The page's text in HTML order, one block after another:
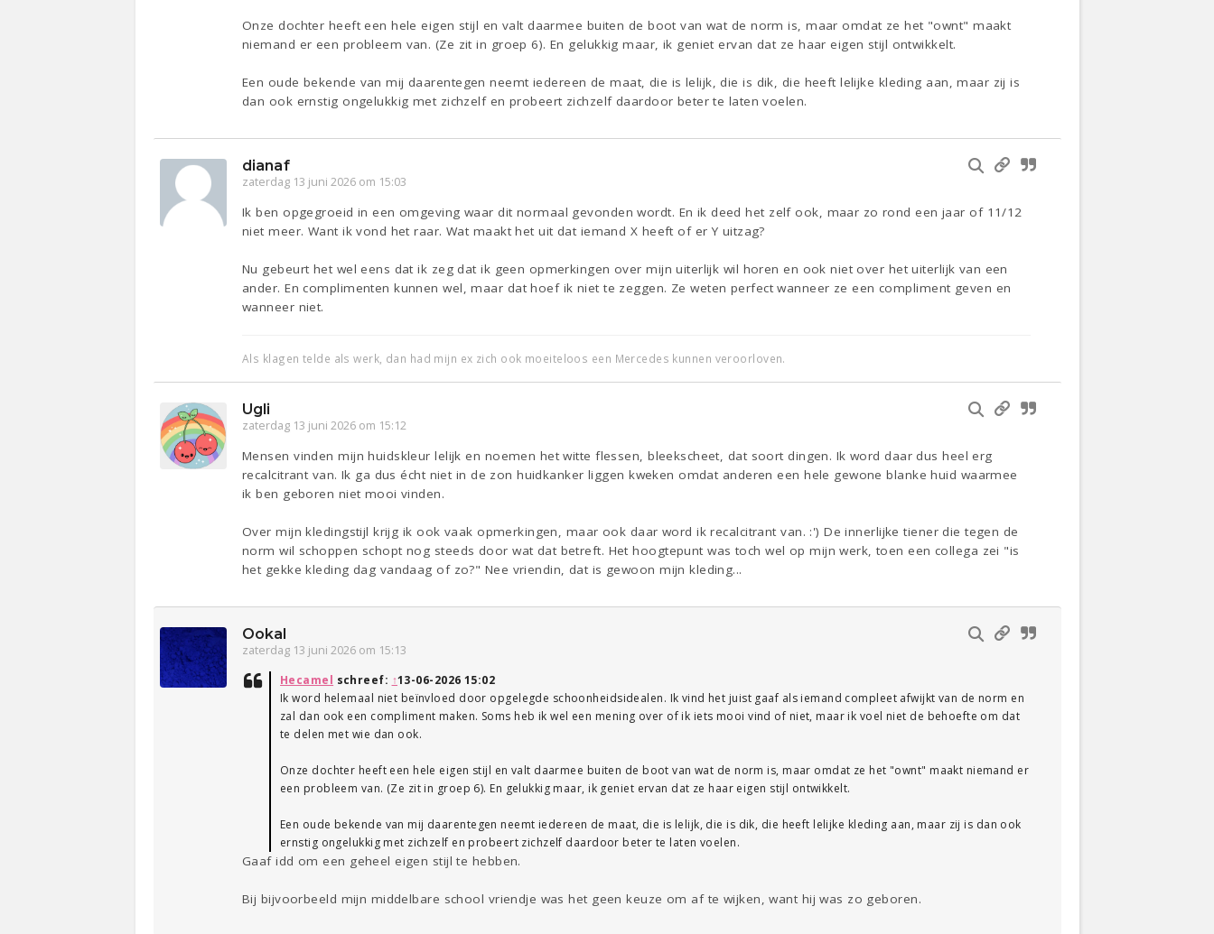
Onze dochter heeft een hele eigen stijl en valt daarmee buiten de boot van wat de norm is, maar omdat ze het "ownt" maakt
niemand er een probleem van. (Ze zit in groep 6). En gelukkig maar, ik geniet ervan dat ze haar eigen stijl ontwikkelt.
Een oude bekende van mij daarentegen neemt iedereen de maat, die is lelijk, die is dik, die heeft lelijke kleding aan, maar zij is
dan ook ernstig ongelukkig met zichzelf en probeert zichzelf daardoor beter te laten voelen.
dianaf
zaterdag 13 juni 2026 om 15:03
Ik ben opgegroeid in een omgeving waar dit normaal gevonden wordt. En ik deed het zelf ook, maar zo rond een jaar of 11/12
niet meer. Want ik vond het raar. Wat maakt het uit dat iemand X heeft of er Y uitzag?
Nu gebeurt het wel eens dat ik zeg dat ik geen opmerkingen over mijn uiterlijk wil horen en ook niet over het uiterlijk van een
ander. En complimenten kunnen wel, maar dat hoef ik niet te zeggen. Ze weten perfect wanneer ze een compliment geven en
wanneer niet.
Als klagen telde als werk, dan had mijn ex zich ook moeiteloos een Mercedes kunnen veroorloven.
Ugli
zaterdag 13 juni 2026 om 15:12
Mensen vinden mijn huidskleur lelijk en noemen het witte flessen, bleekscheet, dat soort dingen. Ik word daar dus heel erg
recalcitrant van. Ik ga dus écht niet in de zon huidkanker liggen kweken omdat anderen een hele gewone blanke huid waarmee
ik ben geboren niet mooi vinden.
Over mijn kledingstijl krijg ik ook vaak opmerkingen, maar ook daar word ik recalcitrant van. :') De innerlijke tiener die tegen de
norm wil schoppen schopt nog steeds door wat dat betreft. Het hoogtepunt was toch wel op mijn werk, toen een collega zei "is
het gekke kleding dag vandaag of zo?" Nee vriendin, dat is gewoon mijn kleding...
Ookal
zaterdag 13 juni 2026 om 15:13
Hecamel schreef: ↑13-06-2026 15:02
Ik word helemaal niet beïnvloed door opgelegde schoonheidsidealen. Ik vind het juist gaaf als iemand compleet afwijkt van de norm en
zal dan ook een compliment maken. Soms heb ik wel een mening over of ik iets mooi vind of niet, maar ik voel niet de behoefte om dat
te delen met wie dan ook.
Onze dochter heeft een hele eigen stijl en valt daarmee buiten de boot van wat de norm is, maar omdat ze het "ownt" maakt niemand er
een probleem van. (Ze zit in groep 6). En gelukkig maar, ik geniet ervan dat ze haar eigen stijl ontwikkelt.
Een oude bekende van mij daarentegen neemt iedereen de maat, die is lelijk, die is dik, die heeft lelijke kleding aan, maar zij is dan ook
ernstig ongelukkig met zichzelf en probeert zichzelf daardoor beter te laten voelen.
Gaaf idd om een geheel eigen stijl te hebben.
Bij bijvoorbeeld mijn middelbare school vriendje was het geen keuze om af te wijken, want hij was zo geboren.